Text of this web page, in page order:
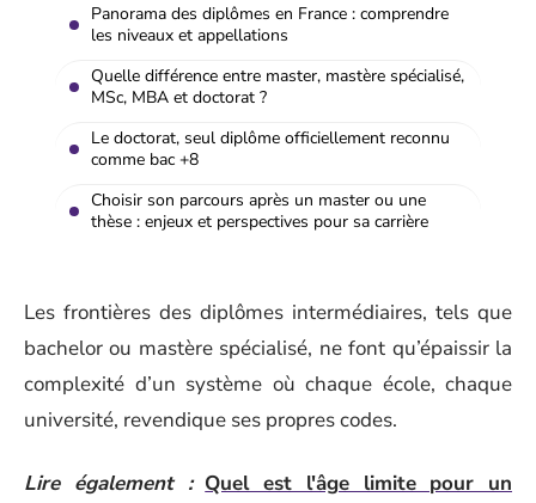
Panorama des diplômes en France : comprendre
les niveaux et appellations
Quelle différence entre master, mastère spécialisé,
MSc, MBA et doctorat ?
Le doctorat, seul diplôme officiellement reconnu
comme bac +8
Choisir son parcours après un master ou une
thèse : enjeux et perspectives pour sa carrière
Les frontières des diplômes intermédiaires, tels que
bachelor ou mastère spécialisé, ne font qu’épaissir la
complexité d’un système où chaque école, chaque
université, revendique ses propres codes.
Lire également : Quel est l'âge limite pour un